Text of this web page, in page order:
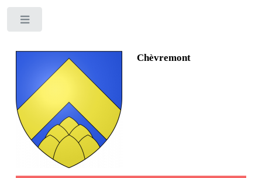
Chèvremont